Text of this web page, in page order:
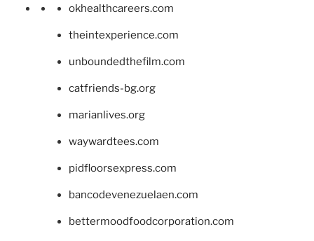
okhealthcareers.com
theintexperience.com
unboundedthefilm.com
catfriends-bg.org
marianlives.org
waywardtees.com
pidfloorsexpress.com
bancodevenezuelaen.com
bettermoodfoodcorporation.com